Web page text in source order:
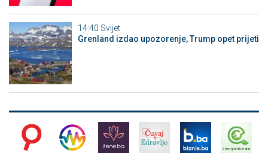
14:40 Svijet
Grenland izdao upozorenje, Trump opet prijeti